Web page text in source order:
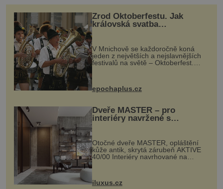
Zrod Oktoberfestu. Jak
královská svatba
odstartovala největší pivní
festival světa
V Mnichově se každoročně koná
jeden z největších a nejslavnějších
festivalů na světě – Oktoberfest.
návštěvníků, kteří si vychutnávají
kultur...
epochaplus.cz
Dveře MASTER – pro
interiéry navržené s
rozumem i vášní!
Otočné dveře MASTER, opláštění
kůže antik, skrytá zárubeň AKTIVE
40/00 Interiéry navrhované na
zakázku často vyžadují atypické
rozměry nejen nábytku, ale i
dnes umož...
iluxus.cz